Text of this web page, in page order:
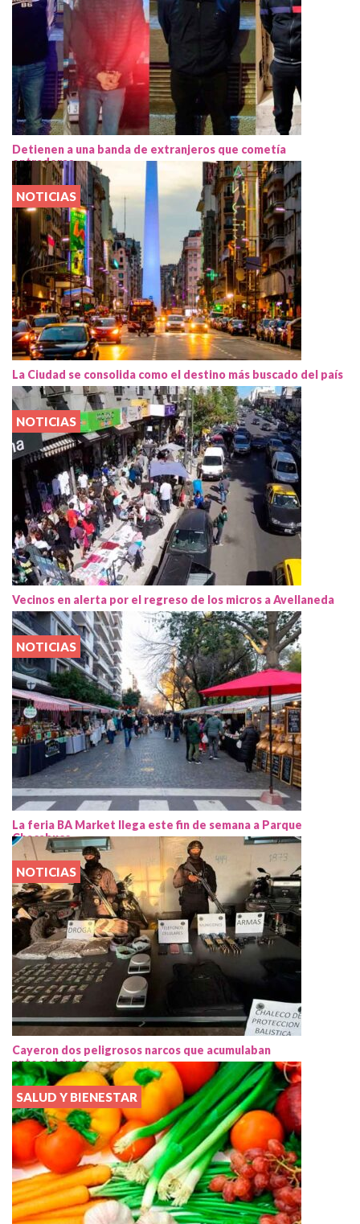
Detienen a una banda de extranjeros que cometía
entraderas
NOTICIAS
La Ciudad se consolida como el destino más buscado del país
NOTICIAS
Vecinos en alerta por el regreso de los micros a Avellaneda
NOTICIAS
La feria BA Market llega este fin de semana a Parque
Chacabuco
NOTICIAS
Cayeron dos peligrosos narcos que acumulaban
antecedentes
SALUD Y BIENESTAR